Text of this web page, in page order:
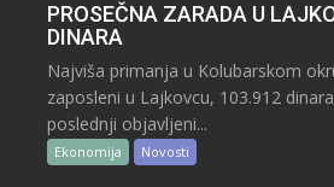
PROSEČNA ZARADA U
DINARA
Najviša primanja u Kolubarskom
zaposleni u Lajkovcu, 103.912
poslednji objavljeni...
Ekonomija Novosti